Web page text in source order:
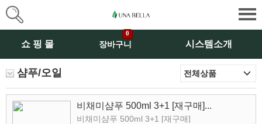
쇼 핑 몰 장바구니
0
시스템소개
샴푸/오일
비채미샴푸 500ml 3+1 [재구매]...
비채미샴푸 500ml 3+1 [재구매]